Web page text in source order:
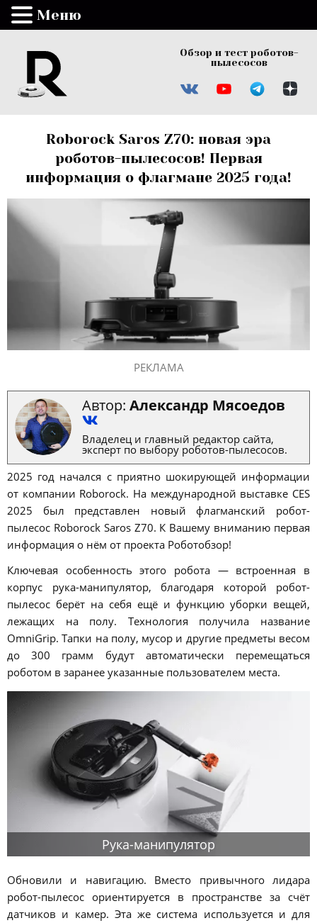
Обзор и тест роботов-
пылесосов
Roborock Saros Z70: новая эра
роботов-пылесосов! Первая
информация о флагмане 2025 года!
РЕКЛАМА
Автор: Александр Мясоедов
Владелец и главный редактор сайта,
эксперт по выбору роботов-пылесосов.
2025 год начался с приятно шокирующей информации
от компании Roborock. На международной выставке CES
2025 был представлен новый флагманский робот-
пылесос Roborock Saros Z70. К Вашему вниманию первая
информация о нём от проекта Роботобзор!
Ключевая особенность этого робота — встроенная в
корпус рука-манипулятор, благодаря которой робот-
пылесос берёт на себя ещё и функцию уборки вещей,
лежащих на полу. Технология получила название
OmniGrip. Тапки на полу, мусор и другие предметы весом
до 300 грамм будут автоматически перемещаться
роботом в заранее указанные пользователем места.
Рука-манипулятор
Обновили и навигацию. Вместо привычного лидара
робот-пылесос ориентируется в пространстве за счёт
датчиков и камер. Эта же система используется и для
Меню